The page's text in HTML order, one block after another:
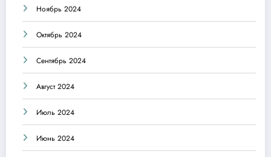
Ноябрь 2024
Октябрь 2024
Сентябрь 2024
Август 2024
Июль 2024
Июнь 2024